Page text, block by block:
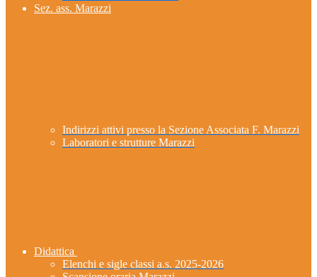
Sez. ass. Marazzi
Indirizzi attivi presso la Sezione Associata F. Marazzi
Laboratori e strutture Marazzi
Didattica
Elenchi e sigle classi a.s. 2025-2026